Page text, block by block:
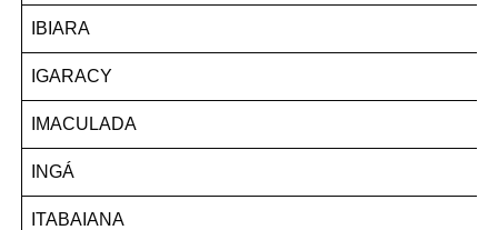
IBIARA
IGARACY
IMACULADA
INGÁ
ITABAIANA